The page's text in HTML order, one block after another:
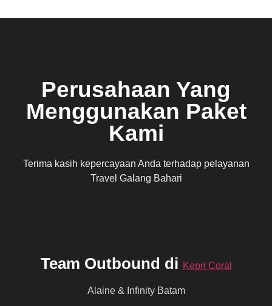
Perusahaan Yang
Menggunakan Paket
Kami
Terima kasih kepercayaan Anda terhadap pelayanan
Travel Galang Bahari
Team Outbound di Kepri Coral
Alaine & Infinity Batam